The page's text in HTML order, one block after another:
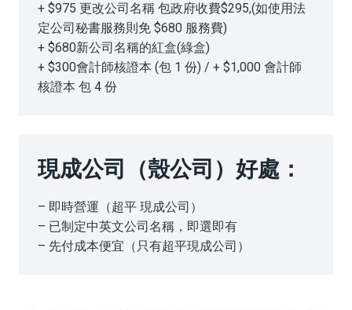
+ $975 更改公司名稱 包政府收費$295,(如使用法
定公司秘書服務則免 $680 服務費)
+ $680新公司名稱的紅盒(綠盒)
+ $300會計師核證本 (包 1 份) / + $1,000 會計師
核證本 包 4 份
現成公司（殼公司）好處：
– 即時營運（超平 現成公司）
– 已制定中英文公司名稱，即選即有
– 先付成本便宜（只有超平現成公司）